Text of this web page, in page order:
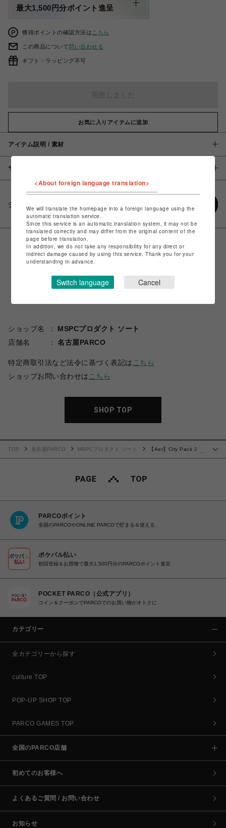
最大1,500円分ポイント進呈
獲得ポイントの確認方法は こちら
この商品について問い合わせる
ギフト：ラッピング不可
お気に入りアイテムに追加
アイテム説明 / 素材
サイズ
シェアする
ショップ名
MSPCプロダクト ソート
店舗名
名古屋PARCO
特定商取引法など法令に基づく表記は こちら
ショップお問い合わせは こちら
SHOP TOP
…
TOP 名古屋PARCO MSPCプロダクト ソート
【Aer】City Pack 2
PARCOポイント
全国のPARCOやONLINE PARCOで貯まる＆使える
ポケパル払い
初回登録＆お買物で最大1,500円分のPARCOポイント進呈
POCKET PARCO（公式アプリ）
コイン＆クーポンでPARCOでのお買い物がオトクに
カテゴリー
全カテゴリーから探す
culture TOP
POP-UP SHOP TOP
PARCO GAMES TOP
全国のPARCO店舗
初めてのお客様へ
よくあるご質問 / お問い合わせ
お知らせ
<About foreign language translation>
We will translate the homepage into a foreign language using the
automatic translation service.
Since this service is an automatic translation system, it may not be
translated correctly and may differ from the original content of the
page before translation.
In addition, we do not take any responsibility for any direct or
indirect damage caused by using this service. Thank you for your
understanding in advance.
Switch language Cancel